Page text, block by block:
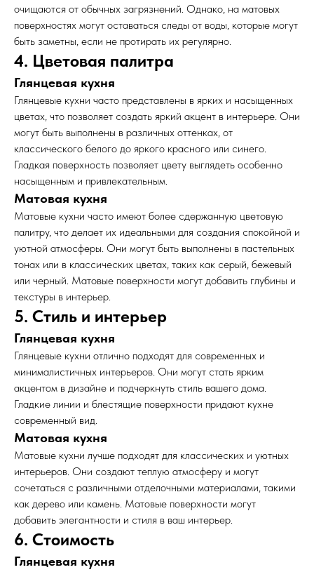
очищаются от обычных загрязнений. Однако, на матовых
поверхностях могут оставаться следы от воды, которые могут
быть заметны, если не протирать их регулярно.
4. Цветовая палитра
Глянцевая кухня
Глянцевые кухни часто представлены в ярких и насыщенных
цветах, что позволяет создать яркий акцент в интерьере. Они
могут быть выполнены в различных оттенках, от
классического белого до яркого красного или синего.
Гладкая поверхность позволяет цвету выглядеть особенно
насыщенным и привлекательным.
Матовая кухня
Матовые кухни часто имеют более сдержанную цветовую
палитру, что делает их идеальными для создания спокойной и
уютной атмосферы. Они могут быть выполнены в пастельных
тонах или в классических цветах, таких как серый, бежевый
или черный. Матовые поверхности могут добавить глубины и
текстуры в интерьер.
5. Стиль и интерьер
Глянцевая кухня
Глянцевые кухни отлично подходят для современных и
минималистичных интерьеров. Они могут стать ярким
акцентом в дизайне и подчеркнуть стиль вашего дома.
Гладкие линии и блестящие поверхности придают кухне
современный вид.
Матовая кухня
Матовые кухни лучше подходят для классических и уютных
интерьеров. Они создают теплую атмосферу и могут
сочетаться с различными отделочными материалами, такими
как дерево или камень. Матовые поверхности могут
добавить элегантности и стиля в ваш интерьер.
6. Стоимость
Глянцевая кухня
контакты:
Колл-центр: с 8:30 до
Без обеда и выходных
Работаем в Сибирском
регионе с 2004 года
соц.сети:
Кухни
Шкаф-купе
Гостиные
Спальни
Прихожие
Детские комнаты
Потолки
Балконы
Окна
Уголок школьника
Входные двери
Межкомнатные двери
8-800-770-74-90
Статьи